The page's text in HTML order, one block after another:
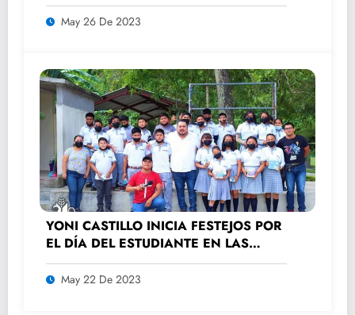
May 26 De 2023
YONI CASTILLO INICIA FESTEJOS POR
EL DÍA DEL ESTUDIANTE EN LAS
ESCUELAS
May 22 De 2023